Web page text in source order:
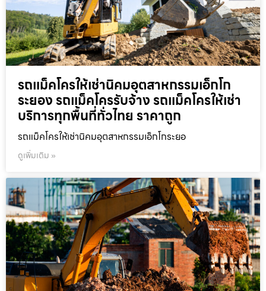
รถแม็คโครให้เช่านิคมอุตสาหกรรมเอ็กโก
ระยอง รถแม็คโครรับจ้าง รถแม็คโครให้เช่า
บริการทุกพื้นที่ทั่วไทย ราคาถูก
รถแม็คโครให้เช่านิคมอุตสาหกรรมเอ็กโกระยอ
ดูเพิ่มเติม »